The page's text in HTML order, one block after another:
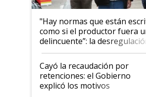
"Hay normas que están
como si el productor fuera
delincuente”: la
al Congreso Aapresid y
habló del financiamiento al
Cayó la recaudación por
retenciones: el Gobierno
explicó los motivos